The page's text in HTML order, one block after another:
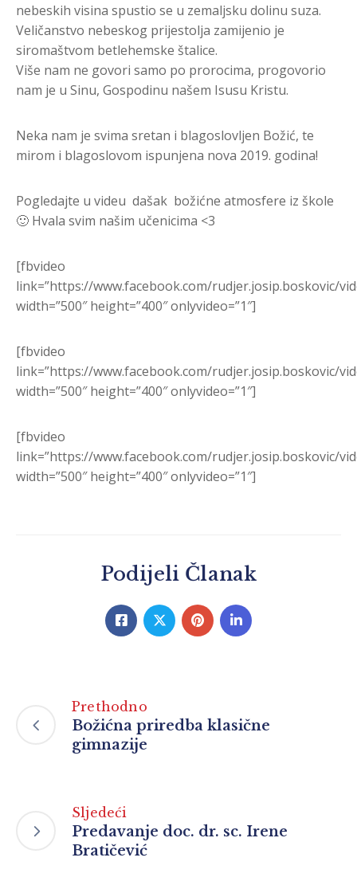
nebeskih visina spustio se u zemaljsku dolinu suza.
Veličanstvo nebeskog prijestolja zamijenio je
siromaštvom betlehemske štalice.
Više nam ne govori samo po prorocima, progovorio
nam je u Sinu, Gospodinu našem Isusu Kristu.
Neka nam je svima sretan i blagoslovljen Božić, te
mirom i blagoslovom ispunjena nova 2019. godina!
Pogledajte u videu dašak božićne atmosfere iz škole
🙂 Hvala svim našim učenicima <3
[fbvideo
link=”https://www.facebook.com/rudjer.josip.boskovic/
width=”500″ height=”400″ onlyvideo=”1″]
[fbvideo
link=”https://www.facebook.com/rudjer.josip.boskovic/
width=”500″ height=”400″ onlyvideo=”1″]
[fbvideo
link=”https://www.facebook.com/rudjer.josip.boskovic/
width=”500″ height=”400″ onlyvideo=”1″]
Podijeli Članak
Prethodno
Božićna priredba klasične
gimnazije
Sljedeći
Predavanje doc. dr. sc. Irene
Bratičević